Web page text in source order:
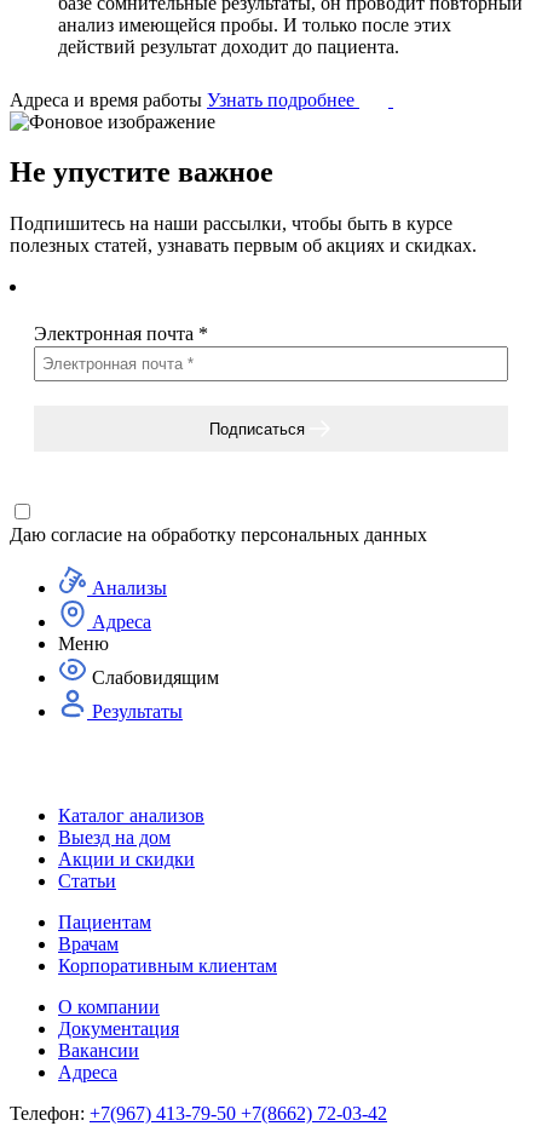
анализ имеющейся пробы. И только после этих
действий результат доходит до пациента.
Адреса и время работы Узнать подробнее
Не упустите важное
Подпишитесь на наши рассылки, чтобы быть в курсе
полезных статей, узнавать первым об акциях и скидках.
Электронная почта *
Подписаться
Даю согласие на обработку персональных данных
Анализы
Адреса
Меню
Слабовидящим
Результаты
Каталог анализов
Выезд на дом
Акции и скидки
Статьи
Пациентам
Врачам
Корпоративным клиентам
О компании
Документация
Вакансии
Адреса
Телефон: +7(967) 413-79-50 +7(8662) 72-03-42